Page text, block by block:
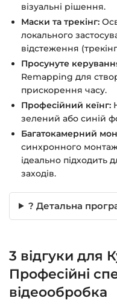
візуальні рішення.
Маски та трекінг:
локального
відстеження
Просунуте
Remapping для
прискорення часу.
Професійний кеїнг:
зелений або синій
Багатокамерний
синхронного
ідеально підходить
заходів.
? Детальна
3 відгуки для
Професійні
відеообробка